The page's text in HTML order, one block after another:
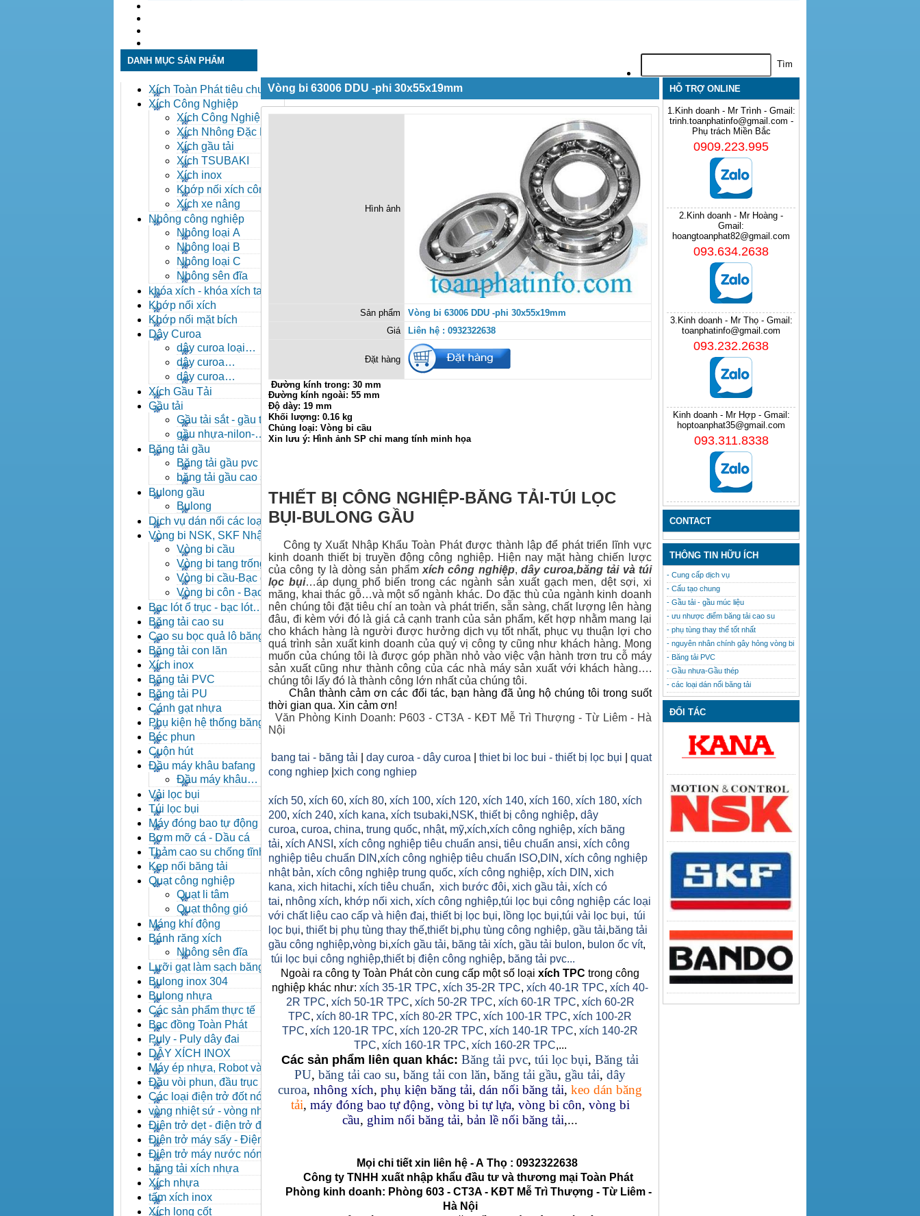
DANH MỤC SẢN PHẨM
Xích Toàn Phát tiêu chuẩn
ANSI
Xích Công Nghiệp
Xích Công Nghiệp -
Xich Cong Nghiep
Xích Nhông Đặc Biệt
Xích gầu tải
Xích TSUBAKI
Xích inox
Khớp nối xích công
nghiệp
Xích xe nâng
Nhông công nghiệp
Nhông loại A
Nhông loại B
Nhông loại C
Nhông sên đĩa
khóa xích - khóa xích tai eo
- khóa xích công nghiệp
Khớp nối xích
Khớp nối mặt bích
Dây Curoa
dây curoa loại
A,B,C,D,E
dây curoa
SPZ,SPA,SPB,SPC
dây curoa
XPZ,XPA,XPB,XPC
Xích Gầu Tải
Gầu tải
Gầu tải sắt - gầu tải
inox
gầu nhựa-nilon-
HDPE
Băng tải gầu
Băng tải gầu pvc
băng tải gầu cao su
Bulong gầu
Bulong
Dịch vụ dán nối các loại
băng tải
Vòng bi NSK, SKF Nhật
Vòng bi cầu
Vòng bi tang trống tự
lựa
Vòng bi cầu-Bạc đạn
cầu
Vòng bi côn - Bạc
đạn côn
Bạc lót ổ trục - bạc lót
nhông
Băng tải cao su
Cao su bọc quả lô băng tải
Băng tải con lăn
Xích inox
Băng tải PVC
Băng tải PU
Cánh gạt nhựa
Phụ kiện hệ thống băng tải
Béc phun
Cuộn hút
Đầu máy khâu bafang
Đầu máy khâu
Bafang
Vải lọc bụi
Túi lọc bụi
Máy đóng bao tự động
Bơm mỡ cá - Dầu cá
Thảm cao su chống tĩnh
điện
Kẹp nối băng tải
Quạt công nghiệp
Quạt li tâm
Quạt thông gió
Máng khí động
Bánh răng xích
Nhông sên đĩa
Lưỡi gạt làm sạch băng tải
Bulong inox 304
Bulong nhựa
Các sản phẩm thực tế
Bạc đồng Toàn Phát
Puly - Puly dây đai
DÂY XÍCH INOX
Máy ép nhựa, Robot và các
thiết bị máy phụ trợ
Đầu vòi phun, đầu trục vít,
kẹp khuôn, cảm biến
Các loại điện trở đốt nóng
vòng nhiệt sứ - vòng nhiệt
inox
Điện trở dẹt - điện trở đúc
nhôm, Halogen
Điện trở máy sấy - Điện trở
que - Điện trở U
Điện trở máy nước nóng -
Máy dầu nóng
băng tải xích nhựa
Xích nhựa
tấm xích inox
Xích long cốt
Vòng bi 63006 DDU -phi 30x55x19mm
Hình ảnh
Sản phẩm
Vòng bi 63006 DDU -phi 30x55x19mm
Giá
Liên hệ : 0932322638
Đặt hàng
Đường kính trong: 30 mm
Đường kính ngoài: 55 mm
Độ dày: 19 mm
Khối lượng: 0.16 kg
Chủng loại: Vòng bi cầu
Xin lưu ý: Hình ảnh SP chỉ mang tính minh họa
THIẾT BỊ CÔNG NGHIỆP-BĂNG TẢI-TÚI LỌC
BỤI-BULONG GẦU
Công ty Xuất Nhập Khẩu Toàn Phát được thành lập để phát triển lĩnh vực
kinh doanh thiết bị truyền động công nghiệp. Hiện nay mặt hàng chiến lược
của công ty là dòng sản phẩm xích công nghiệp, dây curoa,băng tảivàtúi
lọc bụi…áp dụng phổ biến trong các ngành sản xuất gạch men, dệt sợi, xi
măng, khai thác gỗ…và một số ngành khác. Do đặc thù của ngành kinh doanh
nên chúng tôi đặt tiêu chí an toàn và phát triển, sẵn sàng, chất lượng lên hàng
đâu, đi kèm với đó là giá cả cạnh tranh của sản phẩm, kết hợp nhằm mang lại
cho khách hàng là người được hưởng dịch vụ tốt nhất, phục vụ thuận lợi cho
quá trình sản xuất kinh doanh của quý vị công ty cũng như khách hàng. Mong
muốn của chúng tôi là được góp phần nhỏ vào việc vận hành trơn tru cỗ máy
sản xuất cũng như thành công của các nhà máy sản xuất với khách hàng….
chúng tôi lấy đó là thành công lớn nhất của chúng tôi.
Chân thành cảm ơn các đối tác, bạn hàng đã ủng hộ chúng tôi trong suốt
thời gian qua. Xin cảm ơn!
Văn Phòng Kinh Doanh: P603 - CT3A - KĐT Mễ Trì Thượng - Từ Liêm - Hà
Nội
bang tai - băng tải day curoa - dây curoa thiet bi loc bui - thiết bị lọc bụi
quat
cong nghiep xich cong nghiep
xích 50, xích 60, xích 80, xích 100, xích 120, xích 140, xích 160, xích 180, xích
200, xích 240, xích kana, xích tsubaki,NSK, thiết bị công nghiệp, dây
curoa, curoa, china, trung quốc, nhật, mỹ,xích,xích công nghiệp, xích băng
tải, xích ANSI , xích công nghiệp tiêu chuẩn ansi, tiêu chuẩn ansi, xích công
nghiệp tiêu chuẩn DIN ,xích công nghiệp tiêu chuẩn ISO,DIN , xích công nghiệp
nhật bản, xích công nghiệp trung quốc, xích công nghiệp, xích DIN , xich
kana, xich hitachi, xích tiêu chuẩn, xich bước đôi, xich gầu tải, xích có
tai, nhông xích, khớp nối xich, xích công nghiệp,túi lọc bụi công nghiệp các loại
với chất liệu cao cấp và hiện đaị, thiết bị lọc bụi, lồng lọc bụi,túi vải lọc bụi, túi
lọc bụi, thiết bị phụ tùng thay thế,thiết bị,phụ tùng công nghiệp, gầu tải,băng tải
gầu công nghiệp,vòng bi,xích gầu tải, băng tải xích, gầu tải bulon, bulon ốc vít,
túi lọc bụi công nghiệp,thiết bị điện công nghiệp, băng tải pvc...
Ngoài ra công ty Toàn Phát còn cung cấp một số loại xích TPC trong công
nghiệp khác như: xích 35-1R TPC, xích 35-2R TPC, xích 40-1R TPC, xích 40-
2R TPC, xích 50-1R TPC, xích 50-2R TPC, xích 60-1R TPC, xích 60-2R
TPC, xích 80-1R TPC, xích 80-2R TPC, xích 100-1R TPC, xích 100-2R
TPC, xích 120-1R TPC, xích 120-2R TPC, xích 140-1R TPC, xích 140-2R
TPC, xích 160-1R TPC, xích 160-2R TPC,...
Các sản phẩm liên quan khác: Băng tải pvc, túi lọc bụi, Băng tải
PU, băng tải cao su, băng tải con lăn, băng tải gầu, gầu tải, dây
curoa, nhông xích, phụ kiện băng tải, dán nối băng tải, keo dán băng
tải, máy đóng bao tự động, vòng bi tự lựa, vòng bi côn, vòng bi
cầu, ghim nối băng tải, bản lề nối băng tải,...
Mọi chi tiết xin liên hệ - A Thọ : 0932322638
Công ty TNHH xuất nhập khẩu đầu tư và thương mại Toàn Phát
Phòng kinh doanh: Phòng 603 - CT3A - KĐT Mễ Trì Thượng - Từ Liêm -
Hà Nội
HỖ TRỢ ONLINE
1.Kinh doanh - Mr Trình - Gmail:
trinh.toanphatinfo@gmail.com -
Phụ trách Miền Bắc
0909.223.995
2.Kinh doanh - Mr Hoàng -
Gmail:
hoangtoanphat82@gmail.com
093.634.2638
3.Kinh doanh - Mr Thọ - Gmail:
toanphatinfo@gmail.com
093.232.2638
Kinh doanh - Mr Hợp - Gmail:
hoptoanphat35@gmail.com
093.311.8338
CONTACT
THÔNG TIN HỮU ÍCH
- Cung cấp dịch vụ
- Cấu tạo chung
- Gầu tải - gầu múc liệu
- ưu nhược điểm băng tải cao su
- phụ tùng thay thế tốt nhất
- nguyên nhân chính gây hỏng vòng bi
- Băng tải PVC
- Gầu nhưa-Gầu thép
- các loại dán nối băng tải
ĐỐI TÁC